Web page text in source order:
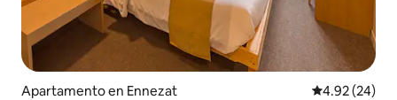
Apartamento en Ennezat Calificación
4.92 (24)